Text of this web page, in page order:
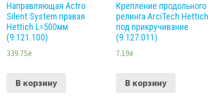
Направляющая Actro
Silent System правая
Hettich L=500мм
(9.121.100)
339.75₴
В корзину
Крепление продольного
релинга ArciTech Hettich
под прикручивание
(9.127.011)
7.19₴
В корзину